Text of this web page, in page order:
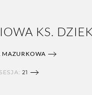
KS.
MAZURKOWA
SESJA: 21